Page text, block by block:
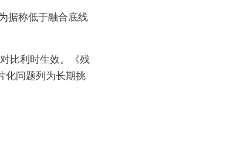
据称低于融合底线
比利时生效。《残
化问题列为长期挑